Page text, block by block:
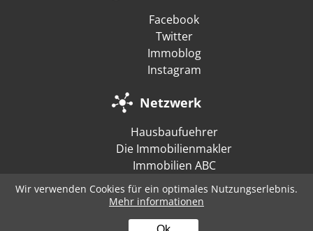
Facebook
Twitter
Immoblog
Instagram
Netzwerk
Hausbaufuehrer
Die Immobilienmakler
Immobilien ABC
Wir verwenden Cookies für ein optimales Nutzungserlebnis.
Mehr informationen